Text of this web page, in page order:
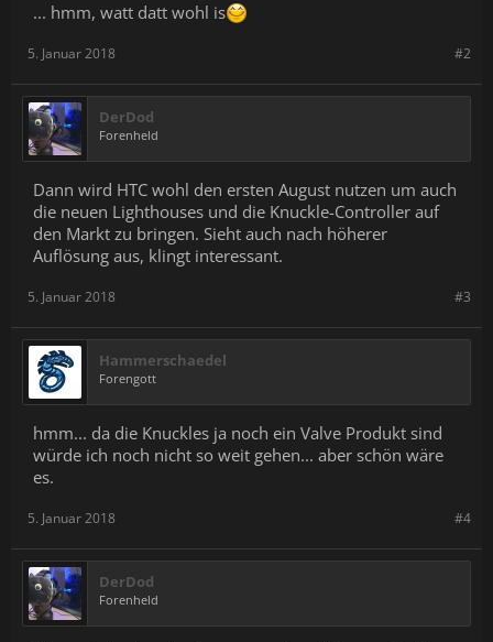
... hmm, watt datt wohl is
#2
5. Januar 2018
DerDod
Forenheld
Dann wird HTC wohl den ersten August nutzen um auch
die neuen Lighthouses und die Knuckle-Controller auf
den Markt zu bringen. Sieht auch nach höherer
Auflösung aus, klingt interessant.
#3
5. Januar 2018
Hammerschaedel
Forengott
hmm... da die Knuckles ja noch ein Valve Produkt sind
würde ich noch nicht so weit gehen... aber schön wäre
es.
#4
5. Januar 2018
DerDod
Forenheld